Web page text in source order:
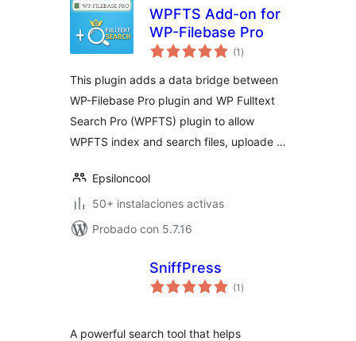
WPFTS Add-on for
WP-Filebase Pro
(1 total
de
)
This plugin adds a data bridge between
WP-Filebase Pro plugin and WP Fulltext
Search Pro (WPFTS) plugin to allow
WPFTS index and search files, uploade …
Epsiloncool
50+ instalaciones activas
Probado con 5.7.16
SniffPress
(1 total
de
)
A powerful search tool that helps